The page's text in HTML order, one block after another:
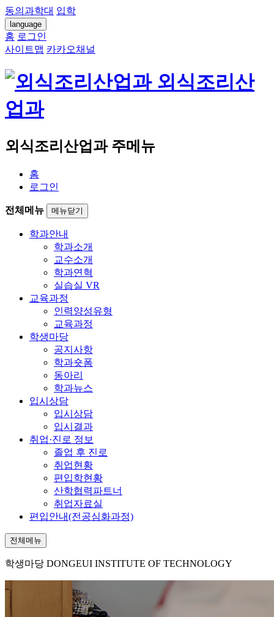
동의과학대 입학
language
홈 로그인
사이트맵 카카오채널
외식조리산
업과
외식조리산업과 주메뉴
홈
로그인
전체메뉴 메뉴닫기
학과안내
학과소개
교수소개
학과연혁
실습실 VR
교육과정
인력양성유형
교육과정
학생마당
공지사항
학과숏폼
동아리
학과뉴스
입시상담
입시상담
입시결과
취업·진로 정보
졸업 후 진로
취업현황
편입학현황
산학협력파트너
취업자료실
편입안내(전공심화과정)
전체메뉴
학생마당 DONGEUI INSTITUTE OF TECHNOLOGY